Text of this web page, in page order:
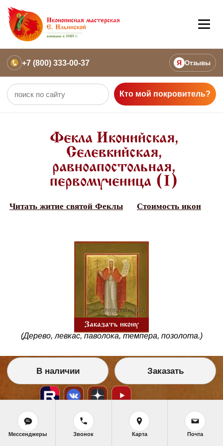
+7 (800) 333-00-37 Я Отзывы
Кто мой покровитель?
Фекла Иконийская,
Селевкийская,
равноапостольная,
первомученица (I)
Читать житие святой Феклы Стоимость икон
Заказать икону
(Дерево, левкас, паволока, темпера, позолота.)
В наличии Заказать
Мессенджеры Звонок Карта Почта